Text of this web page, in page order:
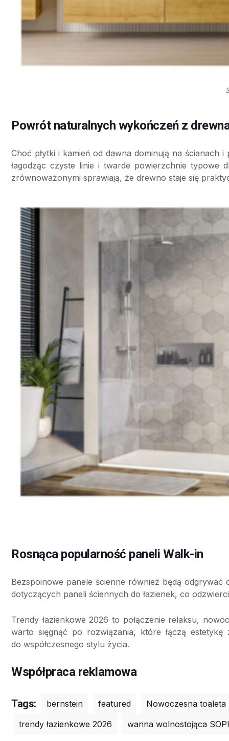
Powrót naturalnych wykończeń z
Choć płytki i kamień od dawna dominują na ścianach
łagodząc czyste linie i twarde powierzchnie typowe
zrównoważonymi sprawiają, że drewno staje się
Rosnąca popularność paneli Walk-in
Bezspoinowe panele ścienne również będą
dotyczących paneli ściennych do łazienek, co
Trendy łazienkowe 2026 to połączenie relaksu,
warto sięgnąć po rozwiązania, które łączą
do współczesnego stylu życia.
Współpraca reklamowa
Tags: bernstein featured
Nowoczesna toaleta
trendy łazienkowe 2026
wanna wolnostojąca